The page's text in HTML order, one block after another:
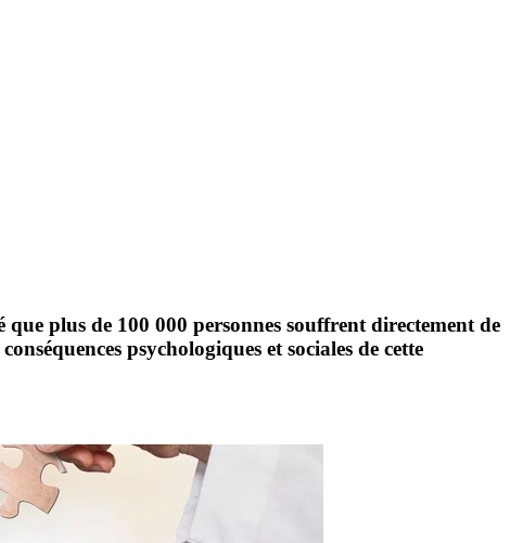
plus de 100 000 personnes souffrent directement de
psychologiques et sociales de cette